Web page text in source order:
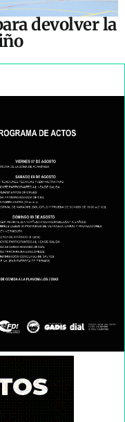
devolver la